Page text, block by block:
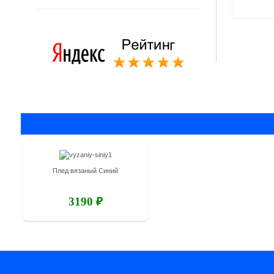
Плед вязаный Синий
3190 ₽